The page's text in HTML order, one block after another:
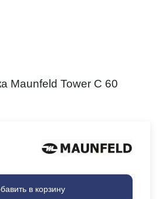
Maunfeld Tower C 60
в корзину